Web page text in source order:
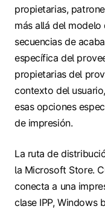
propietarias,
más allá del
secuencias de
específica del
propietarias del
contexto del
esas opciones
de impresión.
La ruta de
la Microsoft Store.
conecta a una
clase IPP, Windows